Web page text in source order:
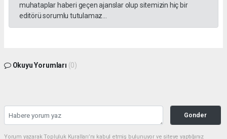
muhataplar haberi geçen ajanslar olup sitemizin hiç bir
editörü sorumlu tutulamaz...
Okuyu Yorumları (0)
Gonder
Yorum yazarak Topluluk Kuralları’nı kabul etmiş bulunuyor ve siteye yaptığınız